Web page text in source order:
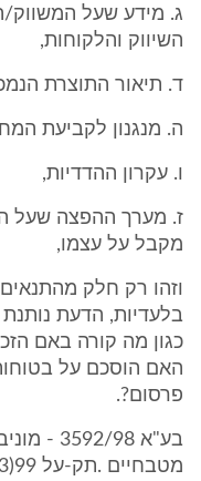
ג. מידע שעל המשווק/
השיווק והלקוחות,
ד. תיאור התוצרת
ה. מנגנון לקביעת
ו. עקרון ההדדיות,
ז. מערך ההפצה שעל
מקבל על עצמו,
וזהו רק חלק
בלעדיות, הדעת נותנת
כגון מה קורה באם
האם הוסכם על
פרסום?.
בע"א